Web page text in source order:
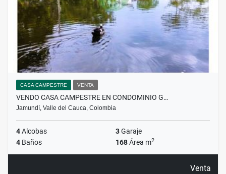
CASA CAMPESTRE VENTA
VENDO CASA CAMPESTRE EN CONDOMINIO G…
Jamundí, Valle del Cauca, Colombia
4Alcobas 3Garaje
4 Baños 168Área m2
Venta